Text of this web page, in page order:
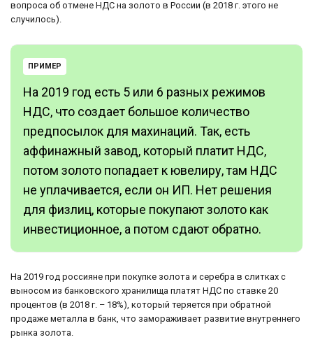
вопроса об отмене НДС на золото в России (в 2018 г. этого не
случилось).
ПРИМЕР
На 2019 год есть 5 или 6 разных режимов
НДС, что создает большое количество
предпосылок для махинаций. Так, есть
аффинажный завод, который платит НДС,
потом золото попадает к ювелиру, там НДС
не уплачивается, если он ИП. Нет решения
для физлиц, которые покупают золото как
инвестиционное, а потом сдают обратно.
На 2019 год россияне при покупке золота и серебра в слитках с
выносом из банковского хранилища платят НДС по ставке 20
процентов (в 2018 г. – 18%), который теряется при обратной
продаже металла в банк, что замораживает развитие внутреннего
рынка золота.